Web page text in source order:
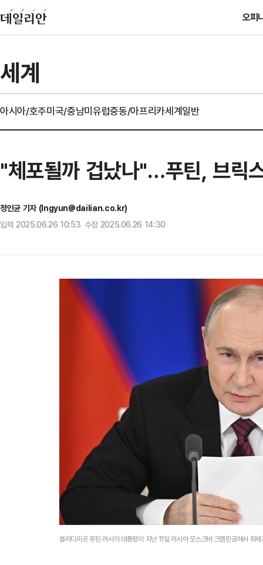
오피
세계
아시아/호주미국/중남미유럽중동/아프리카세계일반
"체포될까 겁났나"…푸틴, 브릭
정인균 기자 (Ingyun@dailian.co.kr)
입력 2025.06.26 10:53 수정 2025.06.26 14:30
블라디미르 푸틴 러시아 대통령이 지난 11일 러시아 모스크바 크렘린궁에서